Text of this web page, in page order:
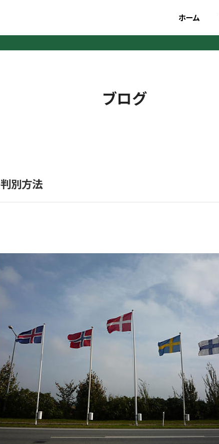
ホーム
ブログ
別方法